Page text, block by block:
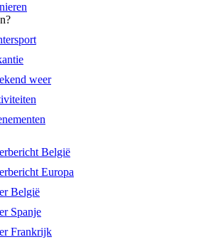
weer
België
Europa
België
Spanje
Frankrijk